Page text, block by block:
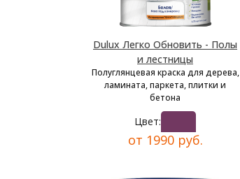
Dulux Легко Обновить - Полы
и лестницы
Полуглянцевая краска для дерева,
ламината, паркета, плитки и
бетона
Цвет:
от 1990 руб.